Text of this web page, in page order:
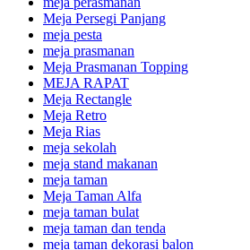
Meja Persegi Panjang
meja pesta
meja prasmanan
Meja Prasmanan Topping
MEJA RAPAT
Meja Rectangle
Meja Retro
Meja Rias
meja sekolah
meja stand makanan
meja taman
Meja Taman Alfa
meja taman bulat
meja taman dan tenda
meja taman dekorasi balon